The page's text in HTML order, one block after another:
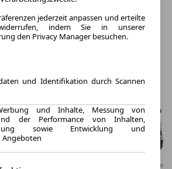
jederzeit anpassen und erteilte
indem Sie in unserer
den Privacy Manager besuchen.
und Identifikation durch Scannen
und Inhalte, Messung von
der Performance von Inhalten,
sowie Entwicklung und
Angeboten